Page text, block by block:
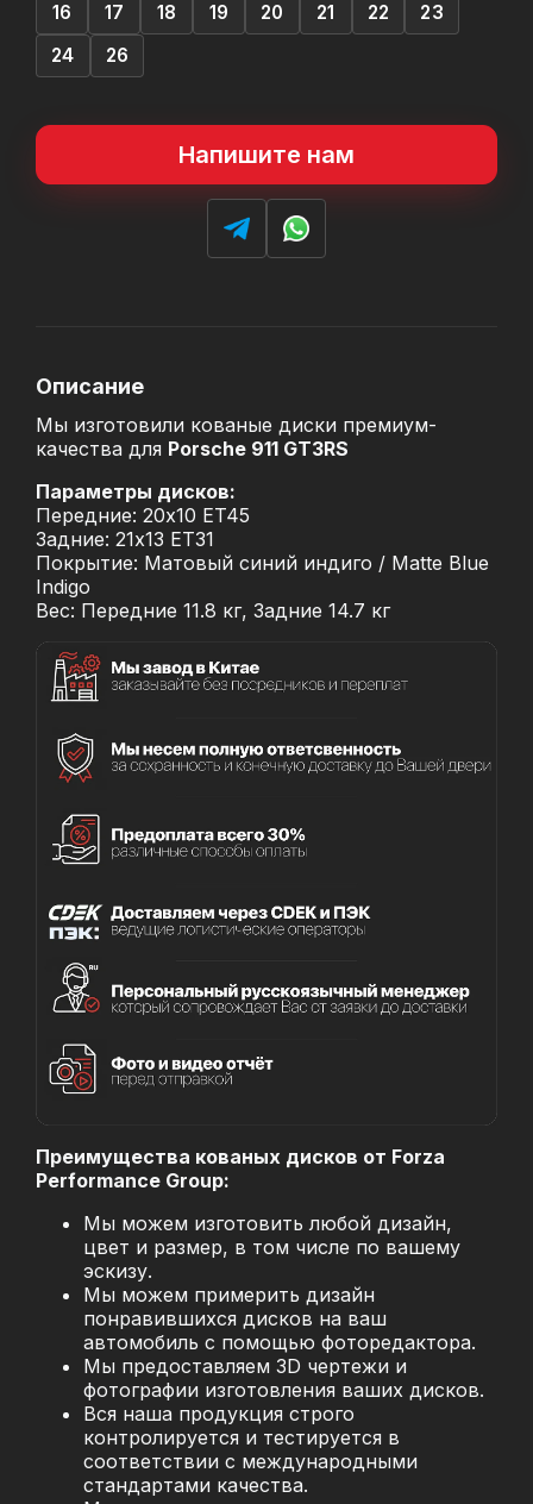
16 17 18 19 20 21 22
23
24
26
Напишите нам
Описание
Мы изготовили кованые диски премиум-
качества для Porsche 911 GT3RS
Параметры дисков:
Передние: 20x10 ET45
Задние: 21x13 ET31
Покрытие: Матовый синий индиго / Matte Blue
Indigo
Вес: Передние 11.8 кг, Задние 14.7 кг
Преимущества кованых дисков от Forza
Performance Group:
Мы можем изготовить любой дизайн,
цвет и размер, в том числе по вашему
эскизу.
Мы можем примерить дизайн
понравившихся дисков на ваш
автомобиль с помощью фоторедактора.
Мы предоставляем 3D чертежи и
фотографии изготовления ваших дисков.
Вся наша продукция строго
контролируется и тестируется в
соответствии с международными
стандартами качества.